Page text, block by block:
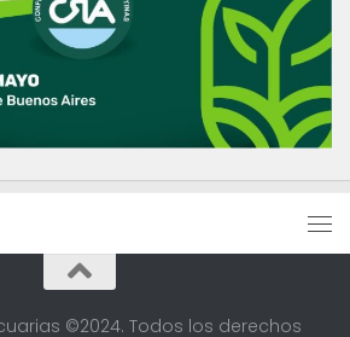
©2024. Todos los derechos